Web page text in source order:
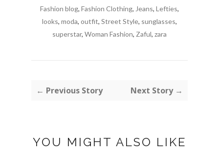
Fashion blog, Fashion Clothing, Jeans, Lefties,
looks, moda, outfit, Street Style, sunglasses,
superstar, Woman Fashion, Zaful, zara
← Previous Story Next Story →
YOU MIGHT ALSO LIKE